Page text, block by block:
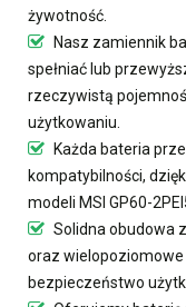
żywotność.
Nasz zamiennik
spełniać lub
rzeczywistą
użytkowaniu.
Każda bateria
kompatybilności,
modeli MSI GP60-
Solidna obudowa
oraz
bezpieczeństwo